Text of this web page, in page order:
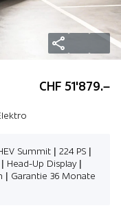
CHF 51'879.–
Summit | 224 PS |
Up Display |
| Garantie 36 Monate